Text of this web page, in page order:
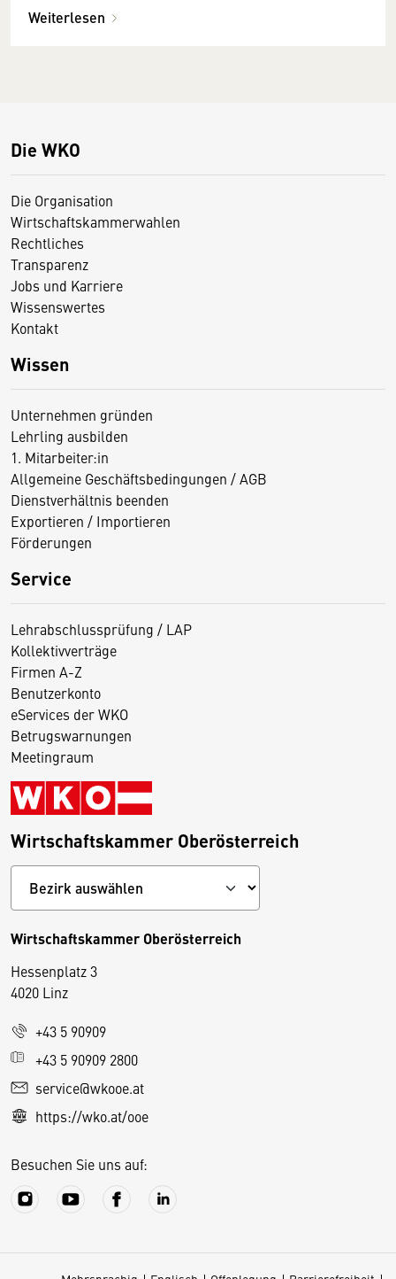
Weiterlesen
Die WKO
Die Organisation
Wirtschaftskammerwahlen
Rechtliches
Transparenz
Jobs und Karriere
Wissenswertes
Kontakt
Wissen
Unternehmen gründen
Lehrling ausbilden
1. Mitarbeiter:in
Allgemeine Geschäftsbedingungen / AGB
Dienstverhältnis beenden
Exportieren / Importieren
Förderungen
Service
Lehrabschlussprüfung / LAP
Kollektivverträge
Firmen A-Z
Benutzerkonto
eServices der WKO
Betrugswarnungen
Meetingraum
Wirtschaftskammer Oberösterreich
Wirtschaftskammer Oberösterreich
Hessenplatz 3
4020 Linz
+43 5 90909
+43 5 90909 2800
service@wkooe.at
https://wko.at/ooe
Besuchen Sie uns auf:
D
e
s
S
e